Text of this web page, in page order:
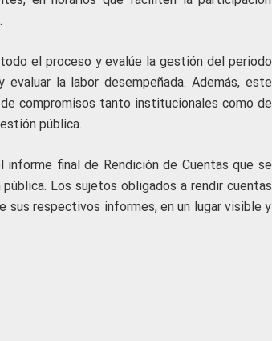
el proceso y evalúe la gestión del periodo
la labor desempeñada. Además, este
compromisos tanto institucionales como de
pública.
final de Rendición de Cuentas que se
Los sujetos obligados a rendir cuentas
sus respectivos informes, en un lugar visible y